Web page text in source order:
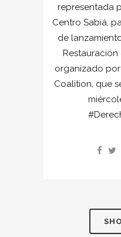
representada
Centro Sabiá,
de
Restauración
organizado
Coalition, que